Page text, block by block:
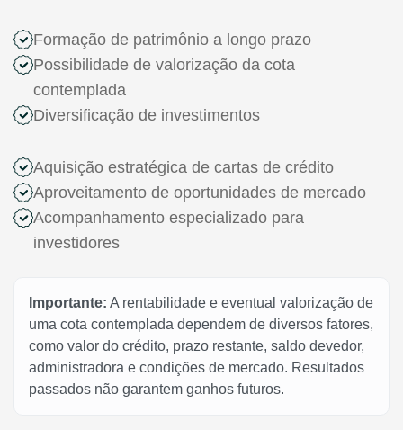
Formação de patrimônio a longo prazo
Possibilidade de valorização da cota
contemplada
Diversificação de investimentos
Aquisição estratégica de cartas de crédito
Aproveitamento de oportunidades de mercado
Acompanhamento especializado para
investidores
Importante: A rentabilidade e eventual valorização de
uma cota contemplada dependem de diversos fatores,
como valor do crédito, prazo restante, saldo devedor,
administradora e condições de mercado. Resultados
passados não garantem ganhos futuros.